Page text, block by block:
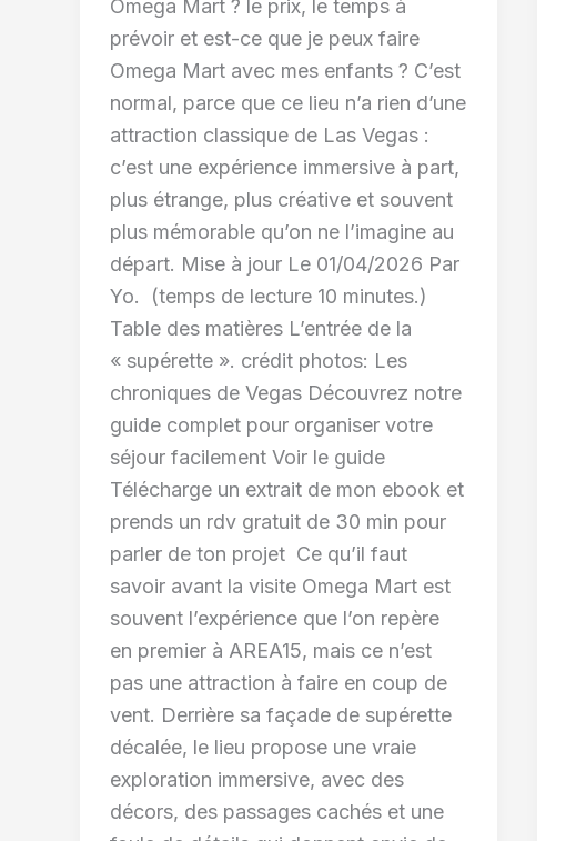
Omega Mart ? le prix, le temps à
prévoir et est-ce que je peux faire
Omega Mart avec mes enfants ? C’est
normal, parce que ce lieu n’a rien d’une
attraction classique de Las Vegas :
c’est une expérience immersive à part,
plus étrange, plus créative et souvent
plus mémorable qu’on ne l’imagine au
départ. Mise à jour Le 01/04/2026 Par
Yo. (temps de lecture 10 minutes.)
Table des matières L’entrée de la
« supérette ». crédit photos: Les
chroniques de Vegas Découvrez notre
guide complet pour organiser votre
séjour facilement Voir le guide
Télécharge un extrait de mon ebook et
prends un rdv gratuit de 30 min pour
parler de ton projet Ce qu’il faut
savoir avant la visite Omega Mart est
souvent l’expérience que l’on repère
en premier à AREA15, mais ce n’est
pas une attraction à faire en coup de
vent. Derrière sa façade de supérette
décalée, le lieu propose une vraie
exploration immersive, avec des
décors, des passages cachés et une